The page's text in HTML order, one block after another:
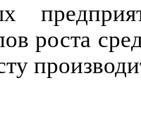
роста